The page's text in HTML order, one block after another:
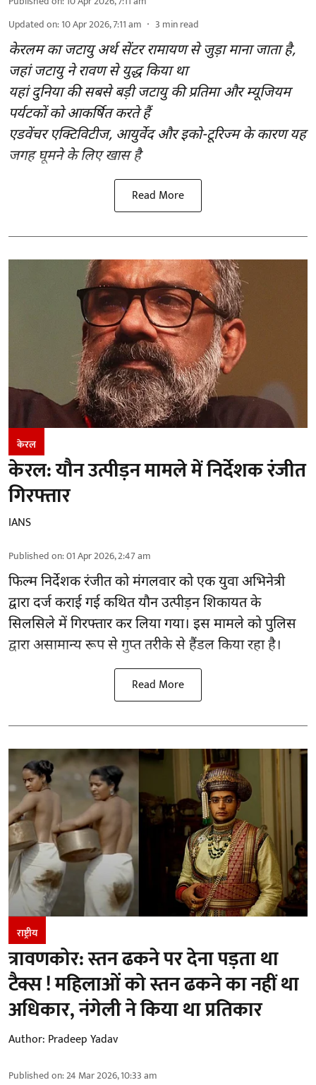
Updated on:10 Apr 2026, 7:11 am 3 min read
केरलम का जटायु अर्थ सेंटर रामायण से जुड़ा माना जाता है,
जहां जटायु ने रावण से युद्ध किया था
यहां दुनिया की सबसे बड़ी जटायु की प्रतिमा और म्यूजियम
पर्यटकों को आकर्षित करते हैं
एडवेंचर एक्टिविटीज, आयुर्वेद और इको-टूरिज्म के कारण यह
जगह घूमने के लिए खास है
Read More
केरल
केरल: यौन उत्पीड़न मामले में निर्देशक रंजीत
गिरफ्तार
IANS
Published on:01 Apr 2026, 2:47 am
फिल्म निर्देशक रंजीत को मंगलवार को एक युवा अभिनेत्री
द्वारा दर्ज कराई गई कथित यौन उत्पीड़न शिकायत के
सिलसिले में गिरफ्तार कर लिया गया। इस मामले को पुलिस
द्वारा असामान्य रूप से गुप्त तरीके से हैंडल किया रहा है।
Read More
राष्ट्रीय
त्रावणकोर: स्तन ढकने पर देना पड़ता था
टैक्स ! महिलाओं को स्तन ढकने का नहीं था
अधिकार, नंगेली ने किया था प्रतिकार
Author: Pradeep Yadav
Published on:24 Mar 2026, 10:33 am